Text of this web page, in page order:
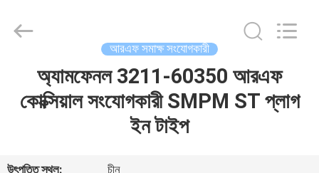
Technology
আরএফ সমাক্ষ সংযোগকারী
অ্যামফেনল 3211-60350 আরএফ
কোক্সিয়াল সংযোগকারী SMPM ST প্লাগ
ইন টাইপ
উৎপত্তি স্থল:
চীন